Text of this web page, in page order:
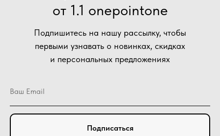
Подпишитесь на нашу рассылку, чтобы
первыми узнавать о новинках, скидках
и персональных предложениях
от 1.1 onepointone
Подписаться